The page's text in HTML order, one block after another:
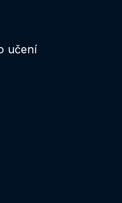
učení